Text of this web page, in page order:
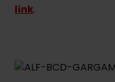
link.